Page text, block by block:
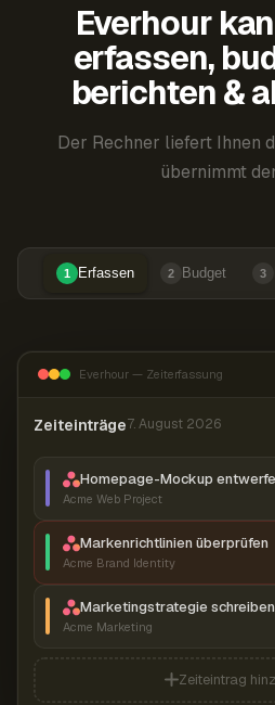
Everhour
erfassen,
berichten &
Der Rechner liefert Ihnen
übernimmt
1 Erfassen 2 Budget 3
Everhour — Zeiterfassung
Zeiteinträge7. August 2026
Homepage-Mockup
Acme Web Project
Markenrichtlinien überprüfen
Acme Brand Identity
Marketingstrategie schreiben
Acme Marketing
Zeiteintrag